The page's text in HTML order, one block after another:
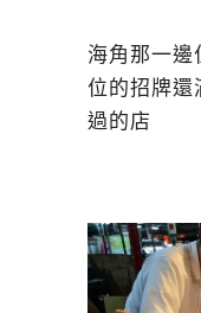
海角那一邊
位的招牌還
過的店